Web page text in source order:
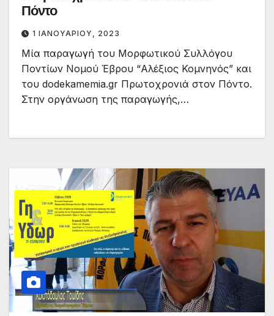
Πόντο
1 ΙΑΝΟΥΑΡΊΟΥ, 2023
Μία παραγωγή του Μορφωτικού Συλλόγου
Ποντίων Νομού Έβρου “Αλέξιος Κομνηνός” και
του dodekamemia.gr Πρωτοχρονιά στον Πόντο.
Στην οργάνωση της παραγωγής,…